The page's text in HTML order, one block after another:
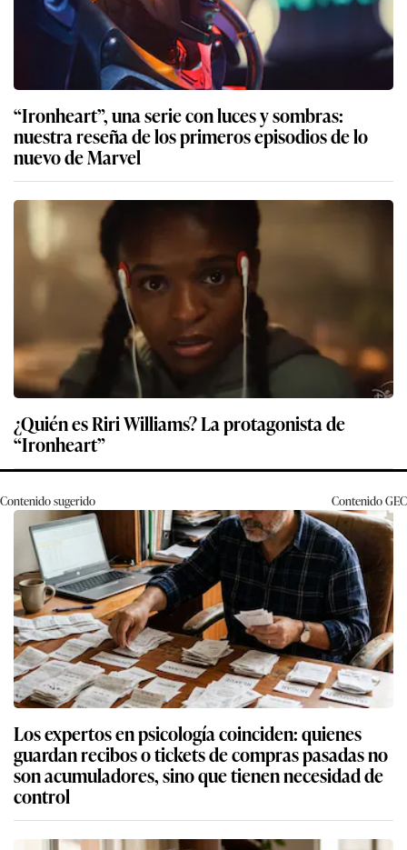
“Ironheart”, una serie con luces y sombras:
nuestra reseña de los primeros episodios de lo
nuevo de Marvel
¿Quién es Riri Williams? La protagonista de
“Ironheart”
Contenido sugerido ContenidoGEC
Los expertos en psicología coinciden: quienes
guardan recibos o tickets de compras pasadas no
son acumuladores, sino que tienen necesidad de
control